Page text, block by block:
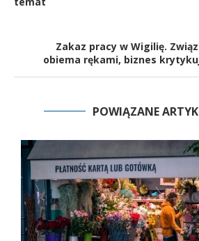
Zakaz pracy w Wigilię.
obiema rękami, biznes
POWIĄZANE